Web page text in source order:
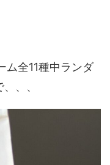
ム全11種中ランダ
、、